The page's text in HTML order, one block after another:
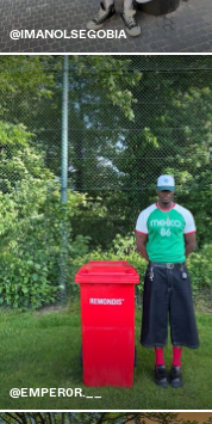
@IMANOLSEGOBIA
@EMPER0R.__